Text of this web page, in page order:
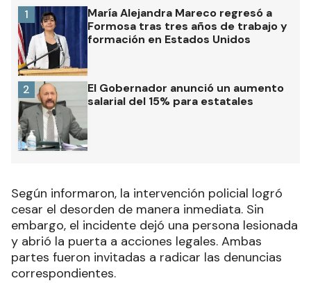
María Alejandra Mareco regresó a
Formosa tras tres años de trabajo y
formación en Estados Unidos
1
El Gobernador anunció un aumento
salarial del 15% para estatales
2
Según informaron, la intervención policial logró
cesar el desorden de manera inmediata. Sin
embargo, el incidente dejó una persona lesionada
y abrió la puerta a acciones legales. Ambas
partes fueron invitadas a radicar las denuncias
correspondientes.